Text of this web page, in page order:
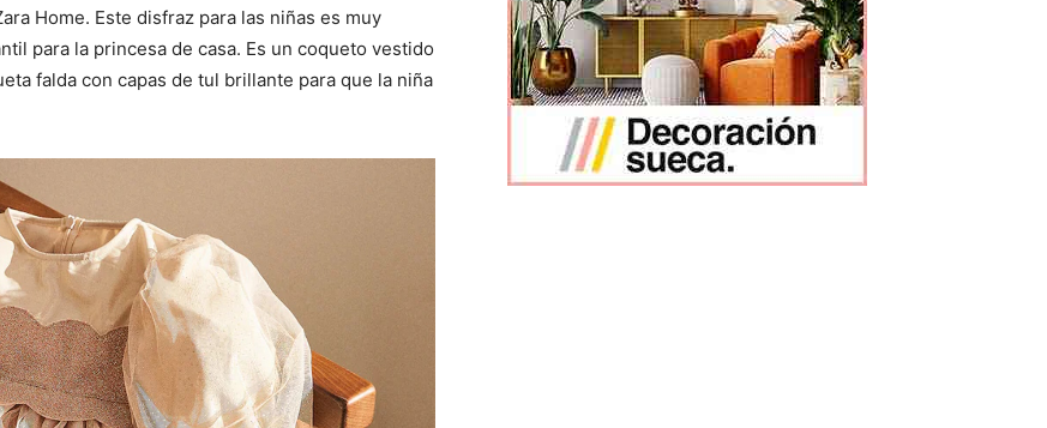
Home. Este disfraz para las niñas es muy
para la princesa de casa. Es un coqueto vestido
falda con capas de tul brillante para que la niña